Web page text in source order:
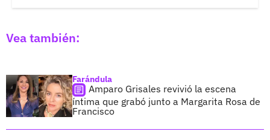
Vea también:
Farándula
Amparo Grisales revivió la escena
íntima que grabó junto a Margarita Rosa de
Francisco